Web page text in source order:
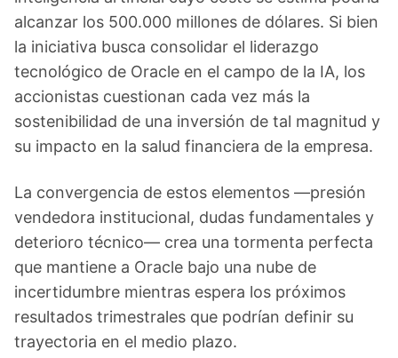
alcanzar los 500.000 millones de dólares. Si bien
la iniciativa busca consolidar el liderazgo
tecnológico de Oracle en el campo de la IA, los
accionistas cuestionan cada vez más la
sostenibilidad de una inversión de tal magnitud y
su impacto en la salud financiera de la empresa.
La convergencia de estos elementos —presión
vendedora institucional, dudas fundamentales y
deterioro técnico— crea una tormenta perfecta
que mantiene a Oracle bajo una nube de
incertidumbre mientras espera los próximos
resultados trimestrales que podrían definir su
trayectoria en el medio plazo.